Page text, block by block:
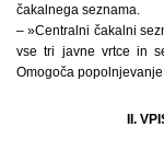
čakalnega seznama.
– »Centralni čakalni
vse tri javne vrtce in
Omogoča popolnjevanje
II.